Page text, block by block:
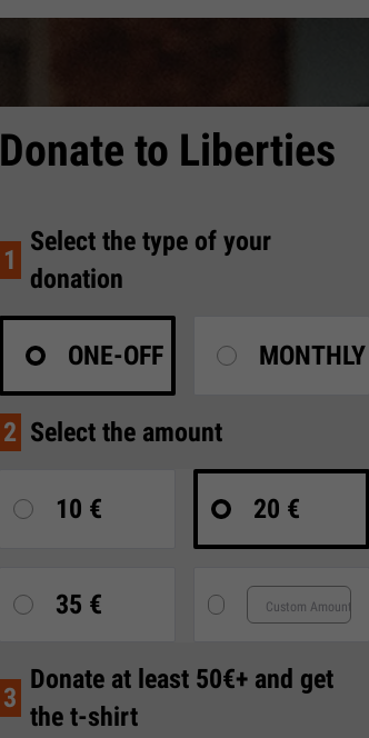
Donate to Liberties
1
Select the type of your
donation
ONE-OFF MONTHLY
2 Select the amount
10 € 20 €
35 €
3
Donate at least 50€+ and get
the t-shirt